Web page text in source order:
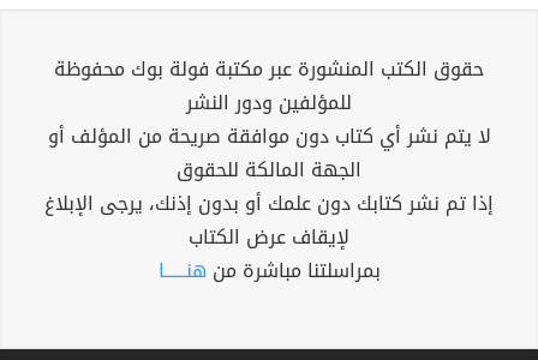
حقوق الكتب المنشورة عبر مكتبة فولة بوك محفوظة
للمؤلفين ودور النشر
لا يتم نشر أي كتاب دون موافقة صريحة من المؤلف أو
الجهة المالكة للحقوق
إذا تم نشر كتابك دون علمك أو بدون إذنك، يرجى الإبلاغ
لإيقاف عرض الكتاب
بمراسلتنا مباشرة من هنــــــا